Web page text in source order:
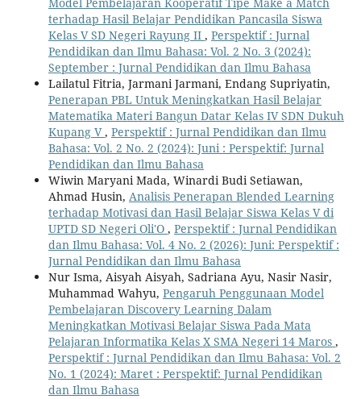
terhadap Hasil Belajar Pendidikan Pancasila Siswa
Kelas V SD Negeri Rayung II , Perspektif : Jurnal
Pendidikan dan Ilmu Bahasa: Vol. 2 No. 3 (2024):
September : Jurnal Pendidikan dan Ilmu Bahasa
Lailatul Fitria, Jarmani Jarmani, Endang Supriyatin,
Penerapan PBL Untuk Meningkatkan Hasil Belajar
Matematika Materi Bangun Datar Kelas IV SDN Dukuh
Kupang V, Perspektif : Jurnal Pendidikan dan Ilmu
Bahasa: Vol. 2 No. 2 (2024): Juni : Perspektif: Jurnal
Pendidikan dan Ilmu Bahasa
Wiwin Maryani Mada, Winardi Budi Setiawan,
Ahmad Husin, Analisis Penerapan Blended Learning
terhadap Motivasi dan Hasil Belajar Siswa Kelas V di
UPTD SD Negeri Oli′O , Perspektif : Jurnal Pendidikan
dan Ilmu Bahasa: Vol. 4 No. 2 (2026): Juni: Perspektif :
Jurnal Pendidikan dan Ilmu Bahasa
Nur Isma, Aisyah Aisyah, Sadriana Ayu, Nasir Nasir,
Muhammad Wahyu, Pengaruh Penggunaan Model
Pembelajaran Discovery Learning Dalam
Meningkatkan Motivasi Belajar Siswa Pada Mata
Pelajaran Informatika Kelas X SMA Negeri 14 Maros ,
Perspektif : Jurnal Pendidikan dan Ilmu Bahasa: Vol. 2
No. 1 (2024): Maret : Perspektif: Jurnal Pendidikan
dan Ilmu Bahasa